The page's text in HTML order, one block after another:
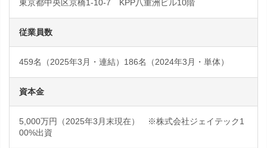
東京都中央区京橋1-10-7 KPP八重洲ビル10階
従業員数
459名（2025年3月・連結）186名（2024年3月・単体）
資本金
5,000万円（2025年3月末現在） ※株式会社ジェイテック1
00%出資